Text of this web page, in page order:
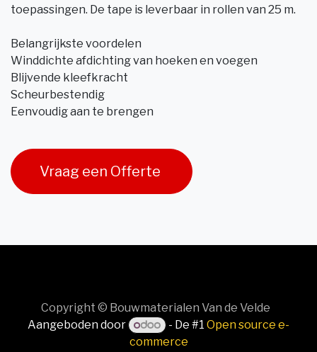
toepassingen. De tape is leverbaar in rollen van 25 m.
Belangrijkste voordelen
Winddichte afdichting van hoeken en voegen
Blijvende kleefkracht
Scheurbestendig
Eenvoudig aan te brengen
Vraag een Offerte
Copyright © Bouwmaterialen Van de Velde
Aangeboden door
- De #1Open source e-
commerce